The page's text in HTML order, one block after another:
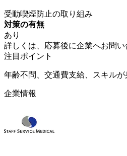
受動喫煙防止の取り組み
対策の有無
あり
詳しくは、応募後に企業へお問
注目ポイント
年齢不問、交通費支給、スキルが
企業情報